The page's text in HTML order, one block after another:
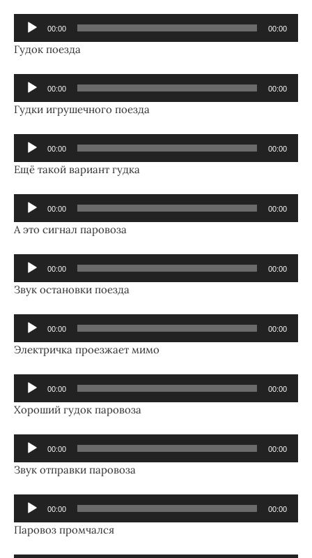
Аудиоплеер
00:00 00:00
Гудок поезда
Аудиоплеер
00:00 00:00
Гудки игрушечного поезда
Аудиоплеер
00:00 00:00
Ещё такой вариант гудка
Аудиоплеер
00:00 00:00
А это сигнал паровоза
Аудиоплеер
00:00 00:00
Звук остановки поезда
Аудиоплеер
00:00 00:00
Электричка проезжает мимо
Аудиоплеер
00:00 00:00
Хороший гудок паровоза
Аудиоплеер
00:00 00:00
Звук отправки паровоза
Аудиоплеер
00:00 00:00
Паровоз промчался